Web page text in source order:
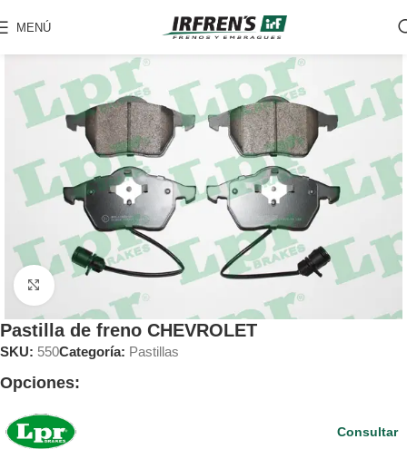
MENÚ
Pastilla de freno CHEVROLET
SKU: 550Categoría: Pastillas
Opciones:
Consultar